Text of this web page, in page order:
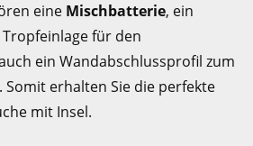
eine Mischbatterie, ein
für den
ein Wandabschlussprofil zum
erhalten Sie die perfekte
mit Insel.